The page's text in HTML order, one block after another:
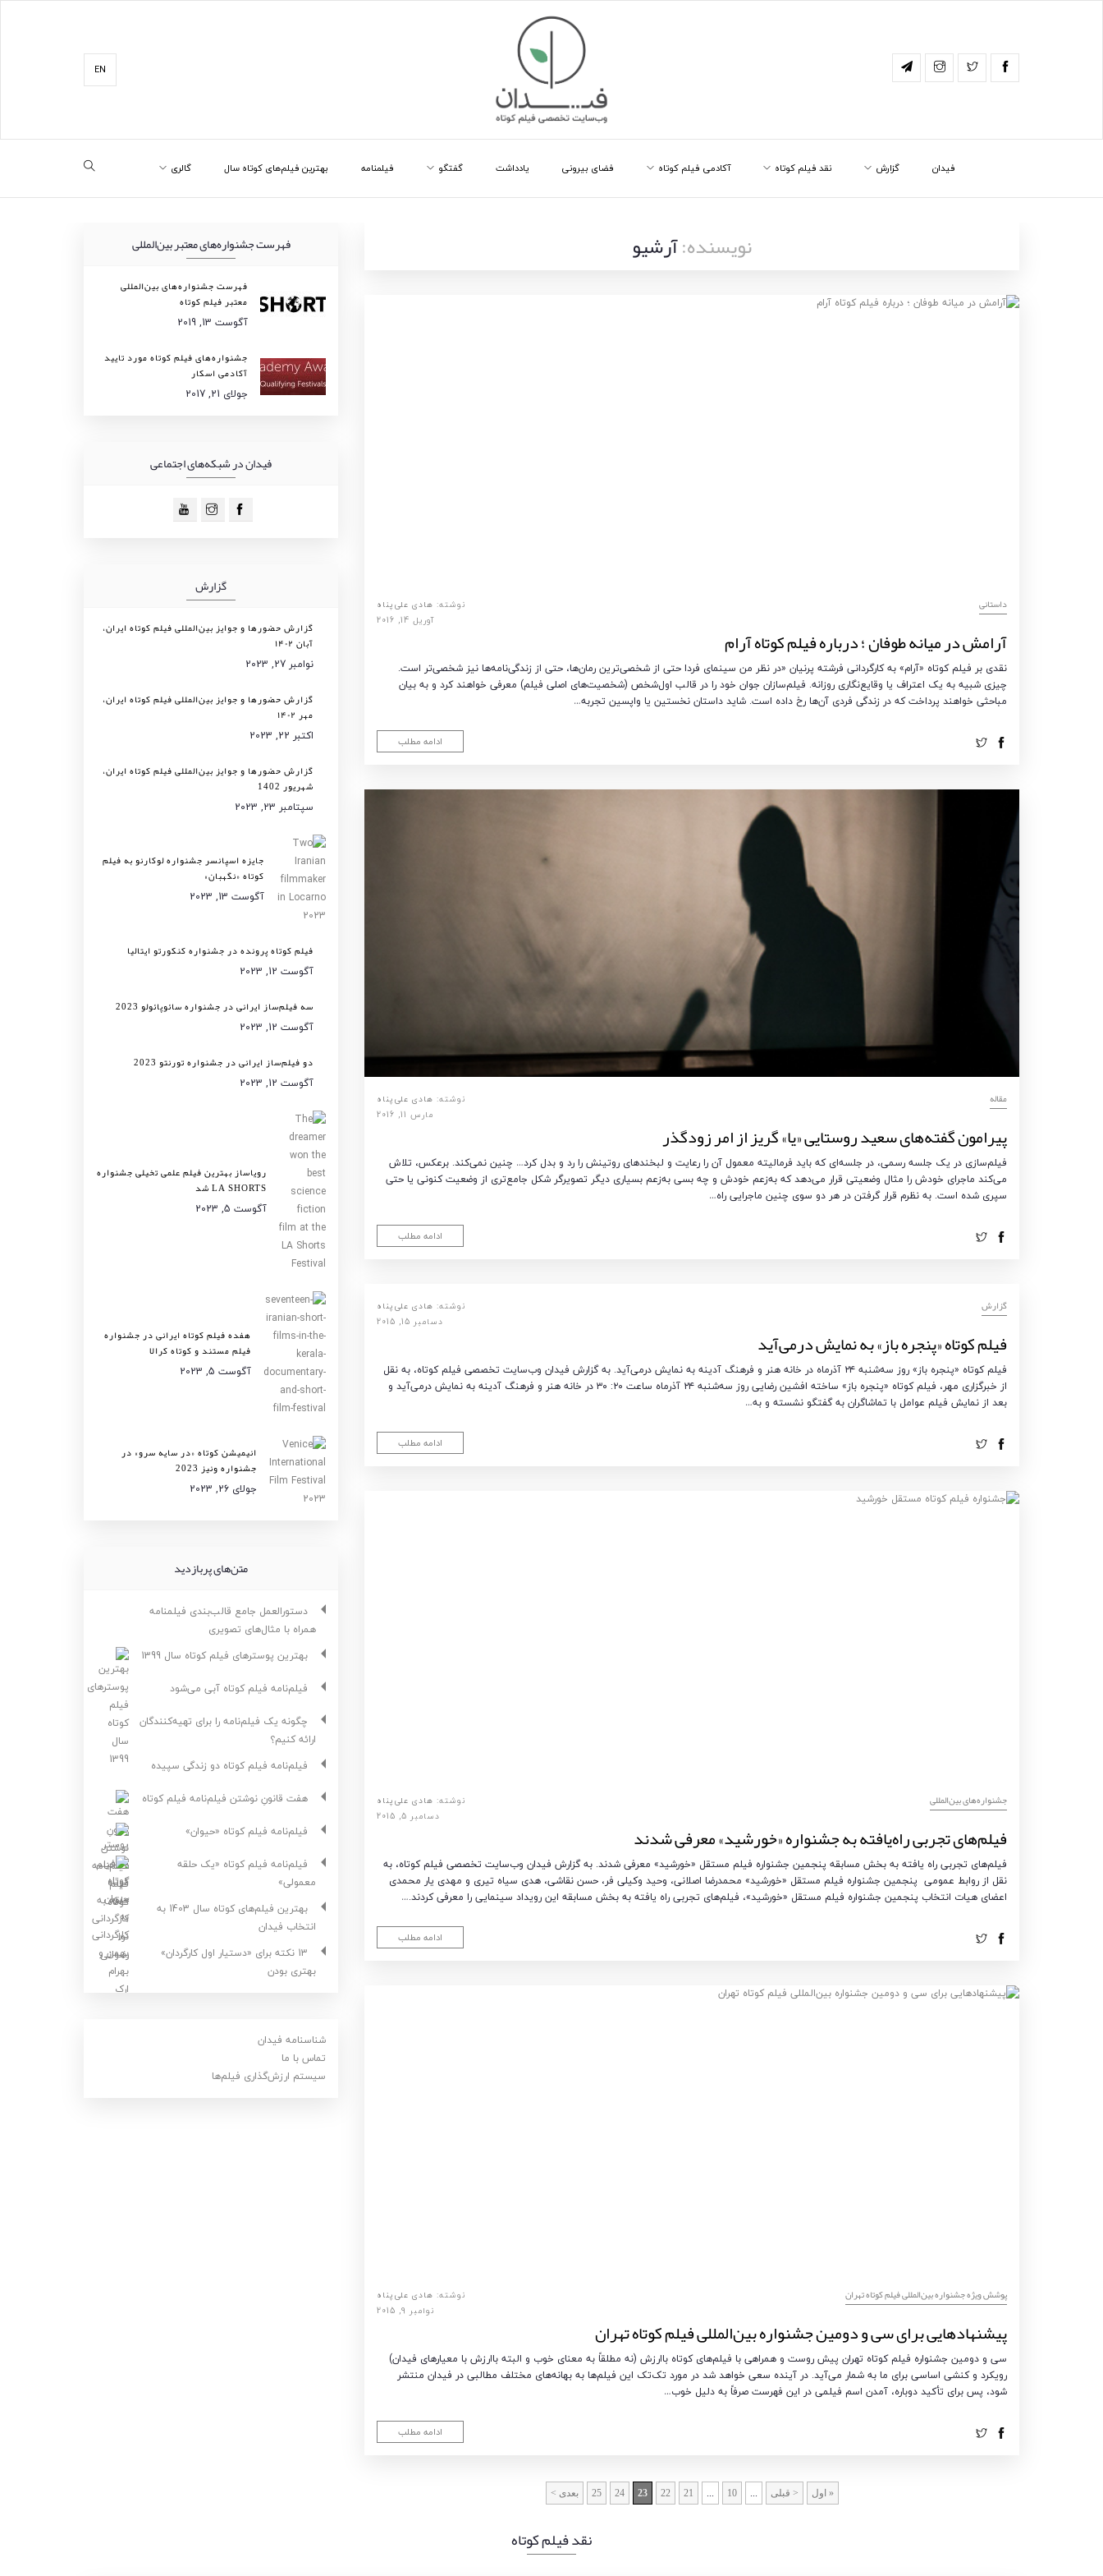
EN
فیدان گزارش نقد فیلم کوتاه آکادمی فیلم کوتاه فضای بیرونی یادداشت گفتگو فیلمنامه بهترین فیلم‌های کوتاه سال گالری
نویسنده:آرشیو
داستانی نوشته: هادی علی‌پناه
آوریل 14, 2016
آرامش در میانه طوفان ؛ درباره فیلم کوتاه آرام
نقدی بر فیلم کوتاه «آرام» به کارگردانی فرشته پرنیان «در نظر من سینمای فردا حتی از شخصی‌ترین رمان‌ها، حتی از زندگی‌نامه‌ها نیز شخصی‌تر است.
چیزی شبیه به یک اعتراف یا وقایع‌نگاری روزانه. فیلم‌سازان جوان خود را در قالب اول‌شخص (شخصیت‌های اصلی فیلم) معرفی خواهند کرد و به بیان
مباحثی خواهند پرداخت که در زندگی فردی آن‌ها رخ داده است. شاید داستان نخستین یا واپسین تجربه…
ادامه مطلب
مقاله نوشته: هادی علی‌پناه
مارس 11, 2016
پیرامون گفته‌های سعید روستایی «یا» گریز از امر زودگذر
فیلم‌سازی در یک جلسه رسمی، در جلسه‌ای که باید فرمالیته معمول آن را رعایت و لبخندهای روتینش را رد و بدل کرد… چنین نمی‌کند. برعکس، تلاش
می‌کند ماجرای خودش را مثال وضعیتی قرار می‌دهد که به‌زعم خودش و چه بسی به‌زعم بسیاری دیگر تصویرگر شکل جامع‌تری از وضعیت کنونی یا حتی
سپری شده است. به نظرم قرار گرفتن در هر دو سوی چنین ماجرایی راه…
ادامه مطلب
گزارش نوشته: هادی علی‌پناه
دسامبر 15, 2015
فیلم کوتاه «پنجره باز» به نمایش درمی‌آید
فیلم کوتاه «پنجره باز» روز سه‌شنبه ۲۴ آذرماه در خانه هنر و فرهنگ آدینه به نمایش درمی‌آید. به گزارش فیدان وب‌سایت تخصصی فیلم کوتاه، به نقل
از خبرگزاری مهر، فیلم کوتاه «پنجره باز» ساخته افشین رضایی روز سه‌شنبه ۲۴ آذرماه ساعت ۲۰: ۳۰ در خانه هنر و فرهنگ آدینه به نمایش درمی‌آید و
بعد از نمایش فیلم عوامل با تماشاگران به گفتگو نشسته و به…
ادامه مطلب
‌‌جشنواره‌های بین‌المللی نوشته: هادی علی‌پناه
دسامبر 5, 2015
فیلم‌های تجربی راه‌یافته به جشنواره «خورشید» معرفی شدند
فیلم‌های تجربی راه یافته به بخش مسابقه پنجمین جشنواره فیلم مستقل «خورشید» معرفی شدند. به گزارش فیدان وب‌سایت تخصصی فیلم کوتاه، به
نقل از روابط عمومی پنجمین جشنواره فیلم مستقل «خورشید» محمدرضا اصلانی، وحید وکیلی فر، حسن نقاشی، هدی سیاه تیری و مهدی یار محمدی
اعضای هیات انتخاب پنجمین جشنواره فیلم مستقل «خورشید»، فیلم‌های تجربی راه یافته به بخش مسابقه این رویداد سینمایی را معرفی کردند.…
ادامه مطلب
پوشش ویژه جشنواره بین‌المللی فیلم کوتاه تهران نوشته: هادی علی‌پناه
نوامبر 9, 2015
پیشنهادهایی برای سی و دومین جشنواره بین‌المللی فیلم کوتاه تهران
سی و دومین جشنواره فیلم کوتاه تهران پیش روست و همراهی با فیلم‌های کوتاه باارزش (نه مطلقاً به معنای خوب و البته باارزش با معیارهای فیدان)
رویکرد و کنشی اساسی برای ما به شمار می‌آید. در آینده سعی خواهد شد در مورد تک‌تک این فیلم‌ها به بهانه‌های مختلف مطالبی در فیدان منتشر
شود، پس برای تأکید دوباره، آمدن اسم فیلمی در این فهرست صرفاً به دلیل خوب…
ادامه مطلب
« اول < قبلی ...
10
...
21
22
23
24
25 بعدی >
فهرست جشنواره‌های معتبر بین‌المللی
فهرست جشنواره‌های بین‌المللی
معتبر فیلم کوتاه
آگوست 13, 2019
جشنواره‌های فیلم کوتاه مورد تایید
آکادمی اسکار
جولای 21, 2017
فیدان در شبکه‌های اجتماعی
گزارش
گزارش حضورها و جوایز بین‌المللی فیلم کوتاه ایران،
آبان ۱۴۰۲
نوامبر 27, 2023
گزارش حضورها و جوایز بین‌المللی فیلم کوتاه ایران،
مهر ۱۴۰۲
اکتبر 22, 2023
گزارش حضورها و جوایز بین‌المللی فیلم کوتاه ایران،
شهریور 1402
سپتامبر 23, 2023
جایزه اسپانسر جشنواره لوکارنو به فیلم
کوتاه «نگهبان»
آگوست 13, 2023
فیلم کوتاه پرونده در جشنواره کنکورتو ایتالیا
آگوست 12, 2023
سه فیلم‌ساز ایرانی در جشنواره سائوپائولو 2023
آگوست 12, 2023
دو فیلم‌ساز ایرانی در جشنواره تورنتو 2023
آگوست 12, 2023
رویاساز بهترین فیلم علمی تخیلی جشنواره
LA SHORTS شد
آگوست 5, 2023
هفده فیلم کوتاه ایرانی در جشنواره
فیلم مستند و کوتاه کرالا
آگوست 5, 2023
انیمیشن کوتاه «در سایه سرو» در
جشنواره ونیز 2023
جولای 26, 2023
متن‌های پربازدید
دستورالعمل جامع قالب‌بندی فیلمنامه
همراه با مثال‌های تصویری
بهترین پوسترهای فیلم کوتاه سال 1399
فیلم‌نامه فیلم کوتاه آبی می‌شود
چگونه یک فیلم‌نامه را برای تهیه‌کنندگان
ارائه کنیم؟
فیلم‌نامه فیلم کوتاه دو زندگی سپیده
هفت قانونِ نوشتن فیلم‌نامه فیلم کوتاه
فیلم‌نامه فیلم کوتاه «حیوان»
فیلم‌نامه فیلم کوتاه «یک حلقه
معمولی»
بهترین فیلم‌های کوتاه سال 1403 به
انتخاب فیدان
13 نکته برای «دستیار اول کارگردان»
بهتری بودن
شناسنامه فیدان
تماس با ما
سیستم ارزش‌گذاری فیلم‌ها
نقد فیلم کوتاه